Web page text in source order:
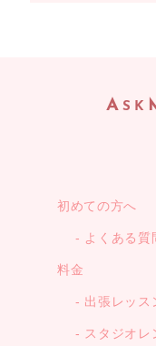
A SK
初めての方へ
よくある質
料金
出張レッス
スタジオレ